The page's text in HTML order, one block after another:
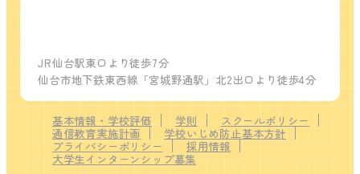
JR仙台駅東口より徒歩7分
仙台市地下鉄東西線「宮城野通駅」北2出口より徒歩4分
基本情報・学校評価 学則
スクールポリシー
通信教育実施計画
学校いじめ防止基本方針
プライバシーポリシー
採用情報
大学生インターンシップ募集